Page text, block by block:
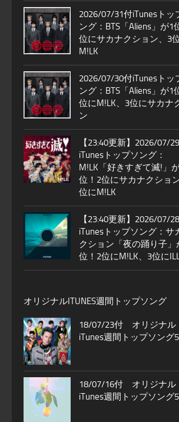
2026/07/31付iTunesトッ
ング：BTS「Aliens」が1
位にサカナクション、3
M!LK
2026/07/30付iTunesトッ
ング：BTS「Aliens」が1
位にM!LK、3位にサカナ
ン
【23:40更新】2026/07/
iTunesトップソング：
M!LK「好きすぎて滅!」
位！2位にサカナクショ
位にM!LK
【23:40更新】2026/07/
iTunesトップソング：サ
クション「夜の踊り子」
位！2位にM!LK、3位に
オリジナルITUNES週間トップソング
18/07/23付 オリジナル
iTunes週間トップソング
18/07/16付 オリジナル
iTunes週間トップソング